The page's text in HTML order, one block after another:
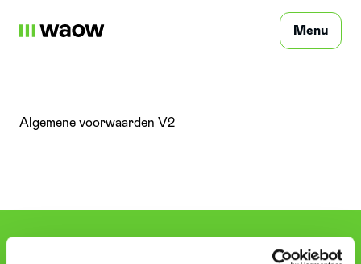
Menu
Particulier
FAQ
Algemene voorwaarden V2